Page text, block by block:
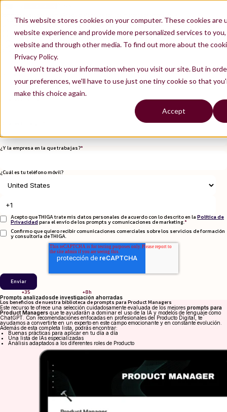
This website stores cookies on your computer. These cookies are
website experience and provide more personalized services to
website and through other media. To find out more about the
Privacy Policy.
We won't track your information when you visit our site. But in
your preferences, we'll have to use just one tiny cookie so that
make this choice again.
Accept
¿Estás aprovechando todo el potencial de la IA?
La Inteligencia Artificial no es solo una tendencia: es una herramienta clave para mejorar tu
productividad. Para ayudarte a dominarla, hemos preparado una colección de los mejores
prompts de ChatGPT y otras IAs generativas aplicados al Product Management. Aprende de
Y bien, ¿te animas a profundizar en el mundo de la IA?
¿Y la empresa en la que trabajas?*
¿Cuál es tu teléfono móvil?
Acepto que THIGA trate mis datos personales de acuerdo con lo descrito en la Política de
Privacidadpara el envío de los prompts y comunicaciones de marketing.*
Confirmo que quiero recibir comunicaciones comerciales sobre los servicios de formación
y consultoría de THIGA.
+35
Prompts analizados
+8h
de investigación ahorradas
Los beneficios de nuestra biblioteca de prompts para Product Managers
Este recurso te ofrece una selección cuidadosamente evaluada de los mejores prompts para
Product Managers que te ayudarán a dominar el uso de la IA y modelos de lenguaje como
ChatGPT. Con recomendaciones enfocadas en profesionales del Producto Digital, te
ayudamos a convertirte en un experto en este campo emocionante y en constante evolución.
Además de esta completa lista, podrás encontrar:
Buenas prácticas para aplicar en tu día a día
Una lista de IAs especializadas
Análisis adaptados a los diferentes roles de Producto